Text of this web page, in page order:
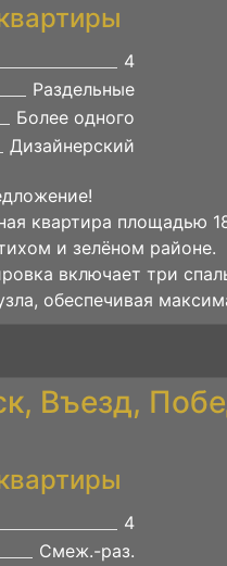
4
Раздельные
Более одного
Дизайнерский
квартира площадью
и зелёном районе.
включает три
обеспечивая
Въезд,
4
Смеж.-раз.